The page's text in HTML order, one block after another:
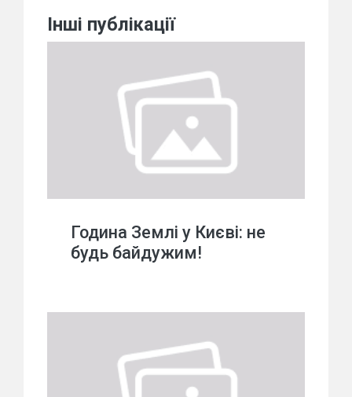
Інші публікації
Година Землі у Києві: не
будь байдужим!